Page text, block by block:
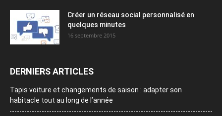
Créer un réseau social personnalisé en
quelques minutes
16 septembre 2015
DERNIERS ARTICLES
Tapis voiture et changements de saison : adapter son
habitacle tout au long de l’année